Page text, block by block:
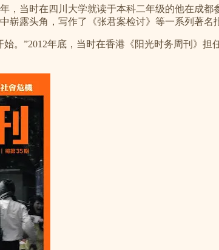
，当时在四川大学就读于本科二年级的他在成
露头角，写作了《张君案检讨》等一系列著名
。”2012年底，当时在香港《阳光时务周刊》